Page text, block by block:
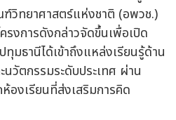
วิทยาศาสตร์แห่งชาติ (อพวช.)
รงการดังกล่าวจัดขึ้นเพื่อเปิด
ทุมธานีได้เข้าถึงแหล่งเรียนรู้ด้าน
วัตกรรมระดับประเทศ ผ่าน
องเรียนที่ส่งเสริมการคิด